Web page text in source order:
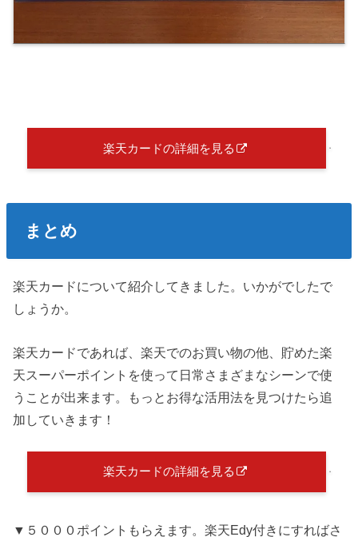
楽天カードの詳細を見る
まとめ
楽天カードについて紹介してきました。いかがでしたで
しょうか。
楽天カードであれば、楽天でのお買い物の他、貯めた楽
天スーパーポイントを使って日常さまざまなシーンで使
うことが出来ます。もっとお得な活用法を見つけたら追
加していきます！
楽天カードの詳細を見る
▼５０００ポイントもらえます。楽天Edy付きにすればさ